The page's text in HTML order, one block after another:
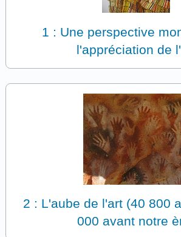
1 : Une perspective
l'appréciation de
2 : L'aube de l'art (40 800
000 avant notre